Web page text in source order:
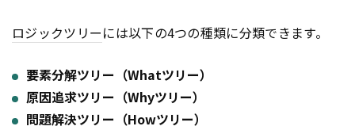
ロジックツリーには以下の4つの種類に分類できます。
要素分解ツリー（Whatツリー）
原因追求ツリー（Whyツリー）
問題解決ツリー（Howツリー）